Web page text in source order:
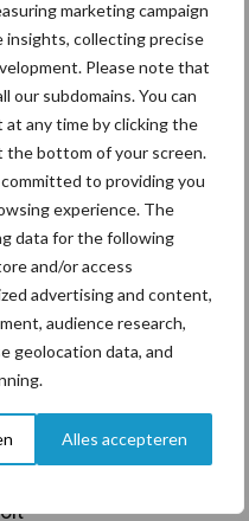
marketing campaign
insights, collecting precise
Please note that
our subdomains. You can
any time by clicking the
the bottom of your screen.
to providing you
experience. The
data for the following
and/or access
advertising and content,
audience research,
geolocation data, and
Alles accepteren
Partner nieuws
volume en
groeien in krimpende
markt
tips voor een